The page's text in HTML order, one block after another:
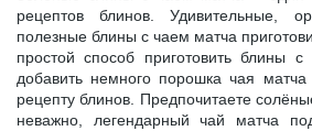
рецептов блинов. Удивительные,
полезные блины с чаем матча
простой способ приготовить блины
добавить немного порошка чая
рецепту блинов. Предпочитаете
неважно, легендарный чай матча